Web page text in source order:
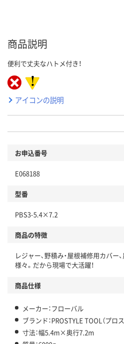
商品説明
便利で丈夫なハトメ付き！
アイコンの説明
お申込番号
E068188
型番
PBS3-5.4×7.2
商品の特徴
レジャー、野積み・屋根補修用カバー
様々。だから現場で大活躍！
商品仕様
メーカー：フローバル
ブランド：PROSTYLE TOOL（プロ
寸法：幅5.4m×奥行7.2m